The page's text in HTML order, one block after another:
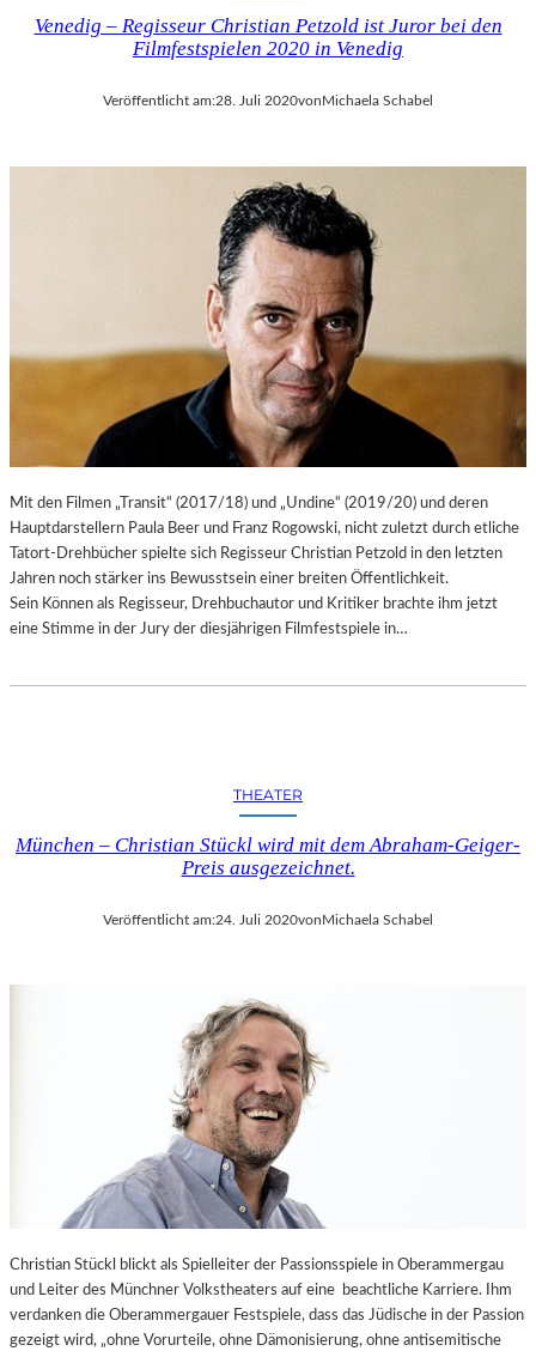
Venedig – Regisseur Christian Petzold ist Juror bei den
Filmfestspielen 2020 in Venedig
Veröffentlicht am:28. Juli 2020von Michaela Schabel
Mit den Filmen „Transit“ (2017/18) und „Undine“ (2019/20) und deren
Hauptdarstellern Paula Beer und Franz Rogowski, nicht zuletzt durch etliche
Tatort-Drehbücher spielte sich Regisseur Christian Petzold in den letzten
Jahren noch stärker ins Bewusstsein einer breiten Öffentlichkeit.
Sein Können als Regisseur, Drehbuchautor und Kritiker brachte ihm jetzt
eine Stimme in der Jury der diesjährigen Filmfestspiele in…
THEATER
München – Christian Stückl wird mit dem Abraham-Geiger-
Preis ausgezeichnet.
Veröffentlicht am:24. Juli 2020von Michaela Schabel
Christian Stückl blickt als Spielleiter der Passionsspiele in Oberammergau
und Leiter des Münchner Volkstheaters auf eine beachtliche Karriere. Ihm
verdanken die Oberammergauer Festspiele, dass das Jüdische in der Passion
gezeigt wird, „ohne Vorurteile, ohne Dämonisierung, ohne antisemitische